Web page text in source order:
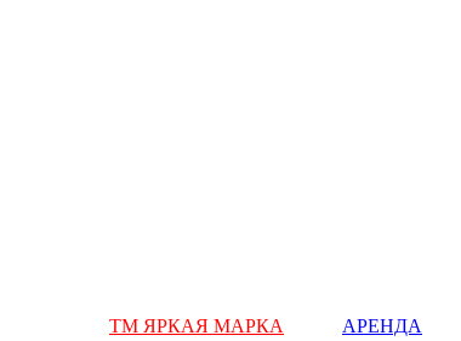
ТМ ЯРКАЯ МАРКА АРЕНДА